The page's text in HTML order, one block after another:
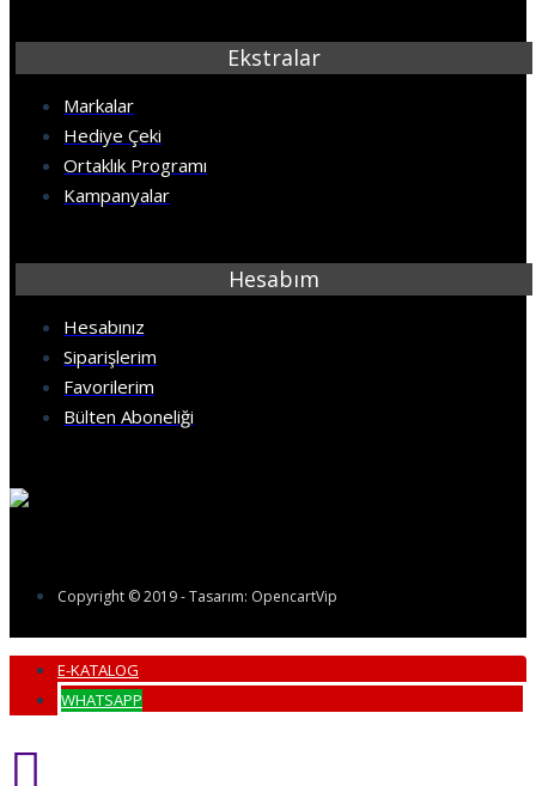
Ekstralar
Markalar
Hediye Çeki
Ortaklık Programı
Kampanyalar
Hesabım
Hesabınız
Siparişlerim
Favorilerim
Bülten Aboneliği
Copyright © 2019 - Tasarım: OpencartVip
E-KATALOG
WHATSAPP